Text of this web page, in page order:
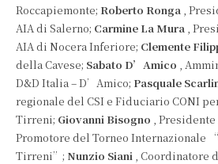
Roccapiemonte; Roberto Ronga ,
AIA di Salerno; Carmine La Mura ,
AIA di Nocera Inferiore; Clemente
della Cavese; Sabato D’Amico ,
D&D Italia – D’Amico; Pasquale
regionale del CSI e Fiduciario CONI per
Tirreni; Giovanni Bisogno ,
Promotore del Torneo Internazionale
Tirreni”; Nunzio Siani , Coordinatore